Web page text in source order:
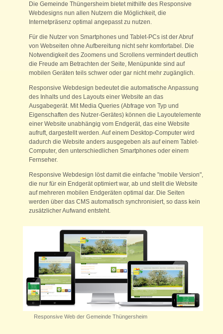
Die Gemeinde Thüngersheim bietet mithilfe des Responsive
Webdesigns nun allen Nutzern die Möglichkeit, die
Internetpräsenz optimal angepasst zu nutzen.
Für die Nutzer von Smartphones und Tablet-PCs ist der Abruf
von Webseiten ohne Aufbereitung nicht sehr komfortabel. Die
Notwendigkeit des Zoomens und Scrollens vermindert deutlich
die Freude am Betrachten der Seite, Menüpunkte sind auf
mobilen Geräten teils schwer oder gar nicht mehr zugänglich.
Responsive Webdesign bedeutet die automatische Anpassung
des Inhalts und des Layouts einer Website an das
Ausgabegerät. Mit Media Queries (Abfrage von Typ und
Eigenschaften des Nutzer-Gerätes) können die Layoutelemente
einer Website unabhängig vom Endgerät, das eine Website
aufruft, dargestellt werden. Auf einem Desktop-Computer wird
dadurch die Website anders ausgegeben als auf einem Tablet-
Computer, den unterschiedlichen Smartphones oder einem
Fernseher.
Responsive Webdesign löst damit die einfache "mobile Version",
die nur für ein Endgerät optimiert war, ab und stellt die Website
auf mehreren mobilen Endgeräten optimal dar. Die Seiten
werden über das CMS automatisch synchronisiert, so dass kein
zusätzlicher Aufwand entsteht.
Responsive Web der Gemeinde Thüngersheim